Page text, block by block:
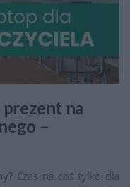
na
–
Czas na coś tylko dla